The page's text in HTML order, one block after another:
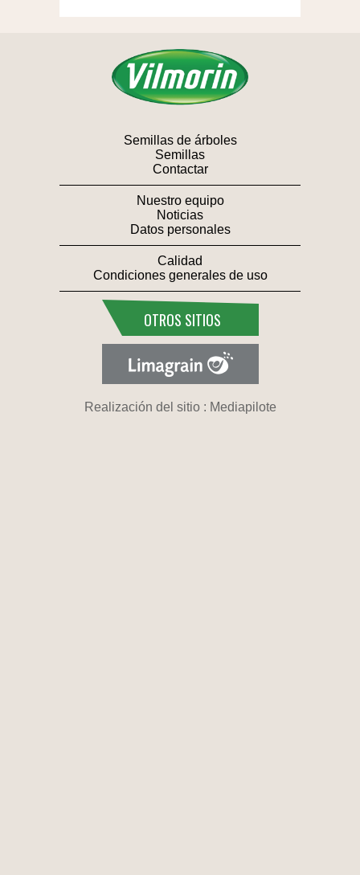
Semillas de árboles
Semillas
Contactar
Nuestro equipo
Noticias
Datos personales
Calidad
Condiciones generales de uso
OTROS SITIOS
Realización del sitio : Mediapilote